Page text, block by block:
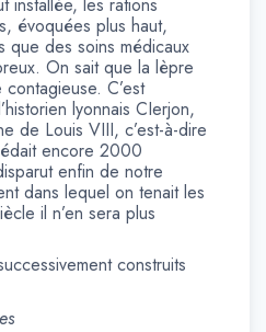
évoquées plus haut,
que des soins médicaux
On sait que la lèpre
C’est
lyonnais CIerjon,
de Louis VIII, c’est-à-dire
encore 2000
enfin de notre
dans lequel on tenait les
il n’en sera plus
construits